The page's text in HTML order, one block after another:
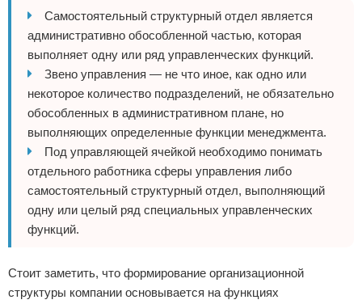
Самостоятельный структурный отдел является
административно обособленной частью, которая
выполняет одну или ряд управленческих функций.
Звено управления — не что иное, как одно или
некоторое количество подразделений, не обязательно
обособленных в административном плане, но
выполняющих определенные функции менеджмента.
Под управляющей ячейкой необходимо понимать
отдельного работника сферы управления либо
самостоятельный структурный отдел, выполняющий
одну или целый ряд специальных управленческих
функций.
Стоит заметить, что формирование организационной
структуры компании основывается на функциях